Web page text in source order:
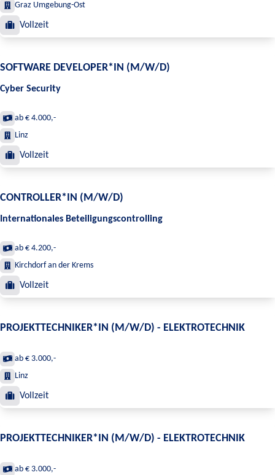
Graz Umgebung-Ost
Vollzeit
SOFTWARE DEVELOPER*IN (M/W/D)
Cyber Security
ab € 4.000,-
Linz
Vollzeit
CONTROLLER*IN (M/W/D)
Internationales Beteiligungscontrolling
ab € 4.200,-
Kirchdorf an der Krems
Vollzeit
PROJEKTTECHNIKER*IN (M/W/D) - ELEKTROTECHNIK
ab € 3.000,-
Linz
Vollzeit
PROJEKTTECHNIKER*IN (M/W/D) - ELEKTROTECHNIK
ab € 3.000,-